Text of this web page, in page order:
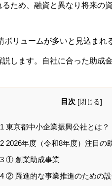
ため、融資と異なり将来の
ボリュームが多いと見込ま
します。自社に合った助成
目次 [閉じる]
1 東京都中小企業振興公社とは？
22026年度（令和8年度）注目の
3① 創業助成事業
4② 躍進的な事業推進のための設